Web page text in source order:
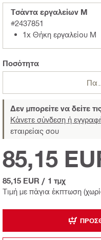
Τσάντα εργαλείων M
#2437851
1x Θήκη εργαλείου M
Ποσότητα
Δεν μπορείτε να δείτε
Κάνετε σύνδεση ή
εταιρείας σου
Τιμή με πάγια έκπτωση
85,15
85,15 EUR / 1 τμχ